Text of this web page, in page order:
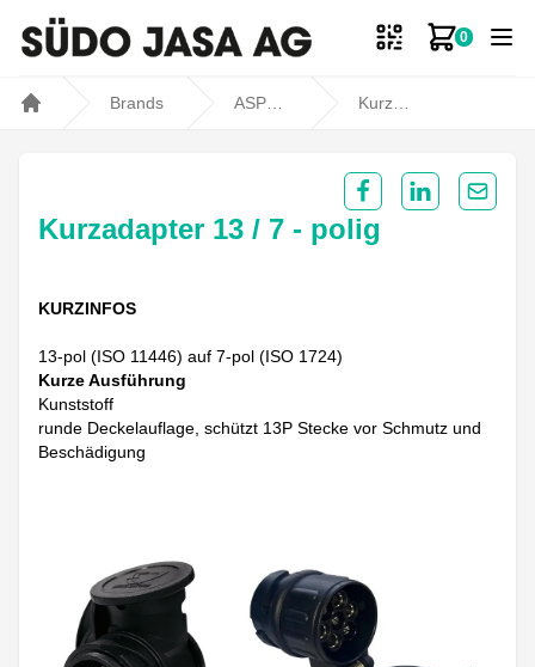
0
Zum
Brands
Kurzadapter 13 / 7 - polig
KURZINFOS
13-pol (ISO 11446) auf 7-pol (ISO 1724)
Kurze Ausführung
Kunststoff
runde Deckelauflage, schützt 13P Stecke vor Schmutz und
Beschädigung
Share on Facebook
Share onShare